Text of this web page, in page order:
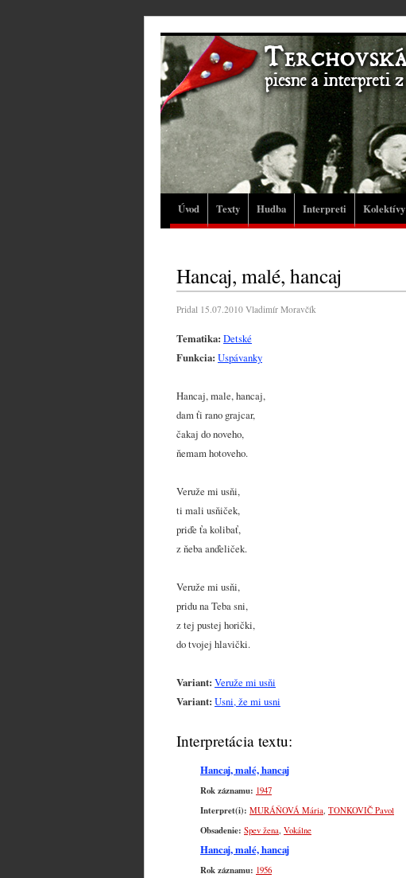
Úvod Texty Hudba Interpreti Kolektívy
Hancaj, malé, hancaj
Pridal 15.07.2010 Vladimír Moravčík
Tematika: Detské
Funkcia: Uspávanky
Hancaj, male, hancaj,
dam ťi rano grajcar,
čakaj do noveho,
ňemam hotoveho.
Veruže mi usňi,
ti mali usňiček,
priďe ťa kolibať,
z ňeba anďeliček.
Veruže mi usňi,
pridu na Teba sni,
z tej pustej horički,
do tvojej hlavički.
Variant: Veruže mi usňi
Variant: Usni, že mi usni
Interpretácia textu:
Hancaj, malé, hancaj
Rok záznamu: 1947
Interpret(i): MURÁŇOVÁ Mária, TONKOVIČ Pavol
Obsadenie: Spev žena, Vokálne
Hancaj, malé, hancaj
Rok záznamu: 1956